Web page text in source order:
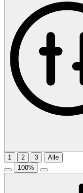
1 2 3
Alle
100%